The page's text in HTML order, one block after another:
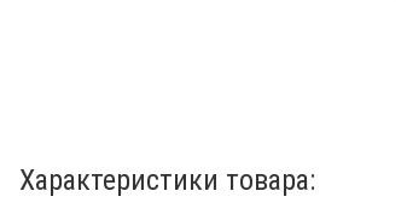
Характеристики товара: